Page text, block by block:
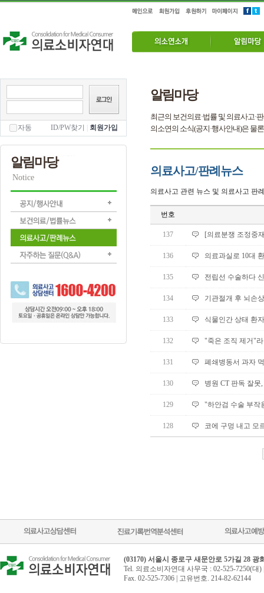
자동 ID/PW찾기 회원가입
알림마당
Notice
알림마당
최근의 보건의료·법률 및 의료사고·
의소연의 소식(공지·행사안내)은 물
의료사고/판례뉴스
의료사고 관련 뉴스 및 의료사고 판
번호
137 [의료분쟁 조정중
136 의료과실로 10대
135 전립선 수술하다
134 기관절개 후 뇌손
133 식물인간 상태 환
132 "죽은 조직 제거"
131 폐쇄병동서 과자
130 병원 CT 판독 잘
129 "하안검 수술 부작
128 코에 구멍 내고 모
(03170) 서울시 종로구 새문안로 5가길 28 광
Tel. 의료소비자연대 사무국 : 02-525-7250(대
Fax. 02-525-7306 | 고유번호. 214-82-62144